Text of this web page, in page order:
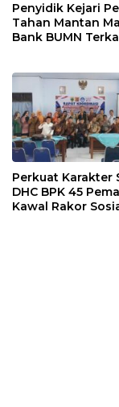
Penyidik Kejari
Tahan Mantan
Bank BUMN
Perkuat Karakter
DHC BPK 45
Kawal Rakor